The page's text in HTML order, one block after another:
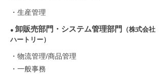
​・生産管理
● 卸販売部門・システム管理部門
（株式会社
ハートリー）
・物流管理/商品管理
・一般事務